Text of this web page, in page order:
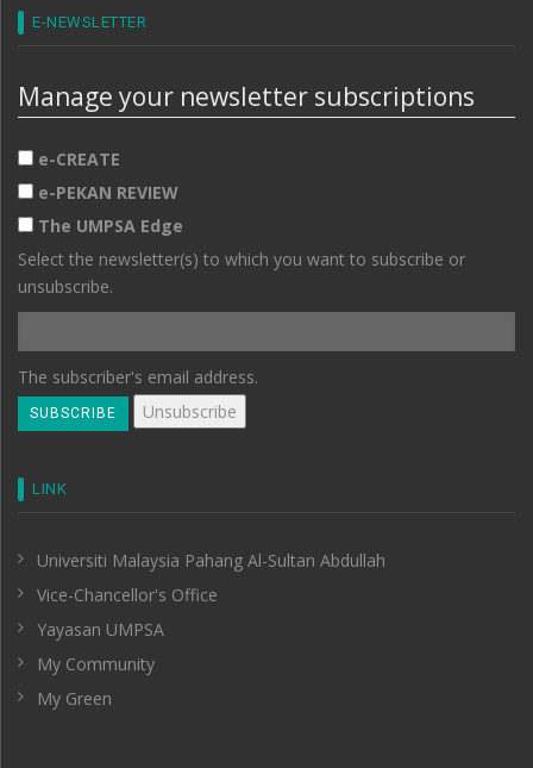
E-NEWSLETTER
Manage your newsletter subscriptions
e-CREATE
e-PEKAN REVIEW
The UMPSA Edge
Select the newsletter(s) to which you want to subscribe or
unsubscribe.
The subscriber's email address.
LINK
Universiti Malaysia Pahang Al-Sultan Abdullah
Vice-Chancellor's Office
Yayasan UMPSA
My Community
My Green